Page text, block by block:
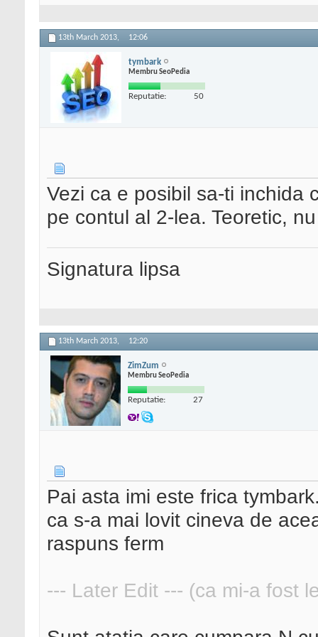
13th March 2013, 12:06
tymbark
Membru SeoPedia
Reputatie: 50
Vezi ca e posibil sa-ti inchida
pe contul al 2-lea. Teoretic,
Signatura lipsa
13th March 2013, 12:20
ZimZum
Membru SeoPedia
Reputatie: 27
Pai asta imi este frica
ca s-a mai lovit cineva de
raspuns ferm
--- Later Edit --- (ca mi-a fost